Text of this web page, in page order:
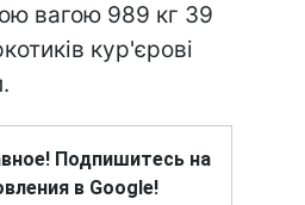
вагою 989 кг 39
кур'єрові
Подпишитесь на
в Google!